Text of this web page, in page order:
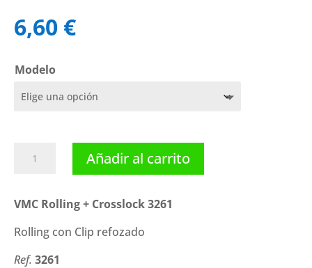
6,60 €
Modelo
Rolling
Crosslock
cantidad
Añadir al carrito
VMC Rolling + Crosslock 3261
Rolling con Clip refozado
Ref. 3261